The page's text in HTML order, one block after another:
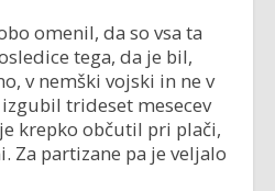
omenil, da so vsa ta
tega, da je bil,
v nemški vojski in ne v
trideset mesecev
krepko občutil pri plači,
Za partizane pa je veljalo